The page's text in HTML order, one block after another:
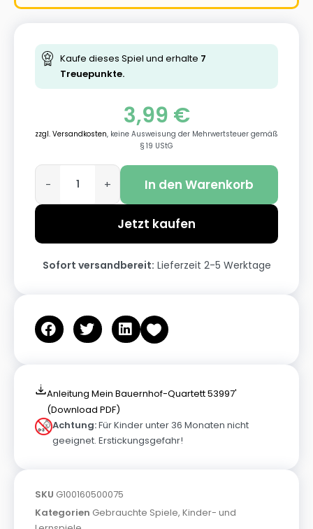
Kaufe dieses Spiel und erhalte 7
Treuepunkte.
3,99 €
zzgl. Versandkosten, keine Ausweisung der Mehrwertsteuer gemäß
§ 19 UStG
- + In den Warenkorb
Jetzt kaufen
Sofort versandbereit: Lieferzeit 2-5 Werktage
Anleitung Mein Bauernhof-Quartett 53997'
(Download PDF)
Achtung:Für Kinder unter 36 Monaten nicht
geeignet. Erstickungsgefahr!
SKU G100160500075
Kategorien Gebrauchte Spiele, Kinder- und